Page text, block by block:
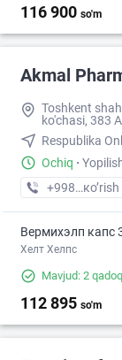
116 900 so'm
Akmal
Toshkent
ko'chasi, 383 A
Respublika
Ochiq ·
+998 (99)кo’rish
Вермихэлп капс
Хелт Хелпс
Mavjud: 2
112 895 so'm